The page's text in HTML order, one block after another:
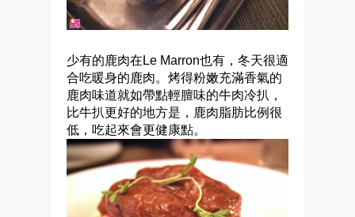
少有的鹿肉在Le Marron也有，冬天很適
合吃暖身的鹿肉。烤得粉嫩充滿香氣的
鹿肉味道就如帶點輕膻味的牛肉冷扒，
比牛扒更好的地方是，鹿肉脂肪比例很
低，吃起來會更健康點。